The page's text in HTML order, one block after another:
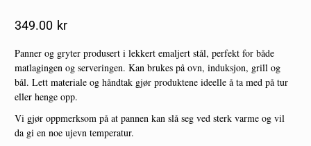
349.00 Kr
Panner og gryter produsert i lekkert emaljert stål, perfekt for både
matlagingen og serveringen. Kan brukes på ovn, induksjon, grill og
bål. Lett materiale og håndtak gjør produktene ideelle å ta med på tur
eller henge opp.
Vi gjør oppmerksom på at pannen kan slå seg ved sterk varme og vil
da gi en noe ujevn temperatur.